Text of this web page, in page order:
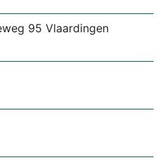
95 Vlaardingen